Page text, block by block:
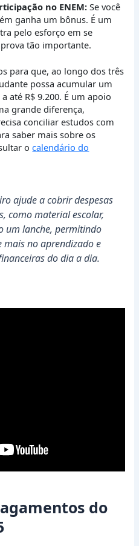
no ENEM: Se você
ganha um bônus. É um
pelo esforço em se
tão importante.
para que, ao longo dos três
possa acumular um
até R$ 9.200. É um apoio
grande diferença,
conciliar estudos com
saber mais sobre os
ocalendário do
ajude a cobrir despesas
como material escolar,
um lanche, permitindo
mais no aprendizado e
do dia a dia.
do